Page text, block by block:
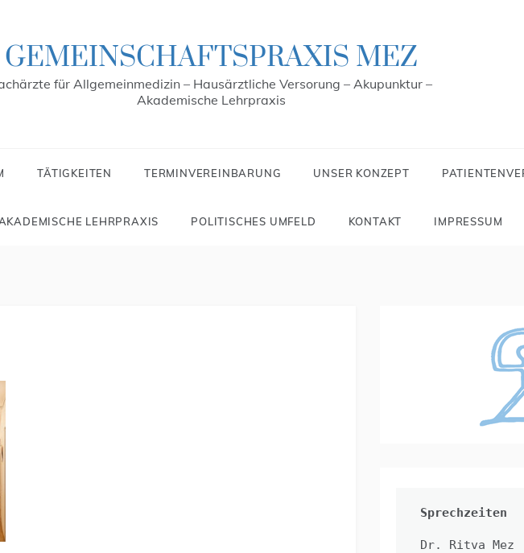
GEMEINSCHAFTSPRAXIS MEZ
für Allgemeinmedizin – Hausärztliche Versorung – Akupunktur –
Akademische Lehrpraxis
TÄTIGKEITEN TERMINVEREINBARUNG UNSER KONZEPT
LEHRPRAXIS POLITISCHES UMFELD KONTAKT IMPRESSUM
Sprechzeiten
Dr. Ritva Mez